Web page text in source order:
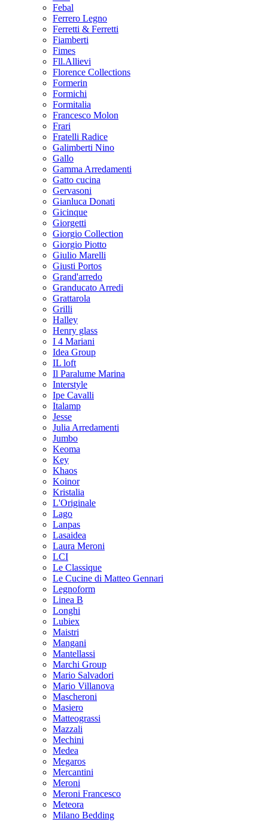
Febal
Ferrero Legno
Ferretti & Ferretti
Fiamberti
Fimes
Fll.Allievi
Florence Collections
Formerin
Formichi
Formitalia
Francesco Molon
Frari
Fratelli Radice
Galimberti Nino
Gallo
Gamma Arredamenti
Gatto cucina
Gervasoni
Gianluca Donati
Gicinque
Giorgetti
Giorgio Collection
Giorgio Piotto
Giulio Marelli
Giusti Portos
Grand'arredo
Granducato Arredi
Grattarola
Grilli
Halley
Henry glass
I 4 Mariani
Idea Group
IL loft
Il Paralume Marina
Interstyle
Ipe Cavalli
Italamp
Jesse
Julia Arredamenti
Jumbo
Keoma
Key
Khaos
Koinor
Kristalia
L'Originale
Lago
Lanpas
Lasaidea
Laura Meroni
LCI
Le Classique
Le Cucine di Matteo Gennari
Legnoform
Linea B
Longhi
Lubiex
Maistri
Mangani
Mantellassi
Marchi Group
Mario Salvadori
Mario Villanova
Mascheroni
Masiero
Matteograssi
Mazzali
Mechini
Medea
Megaros
Mercantini
Meroni
Meroni Francesco
Meteora
Milano Bedding